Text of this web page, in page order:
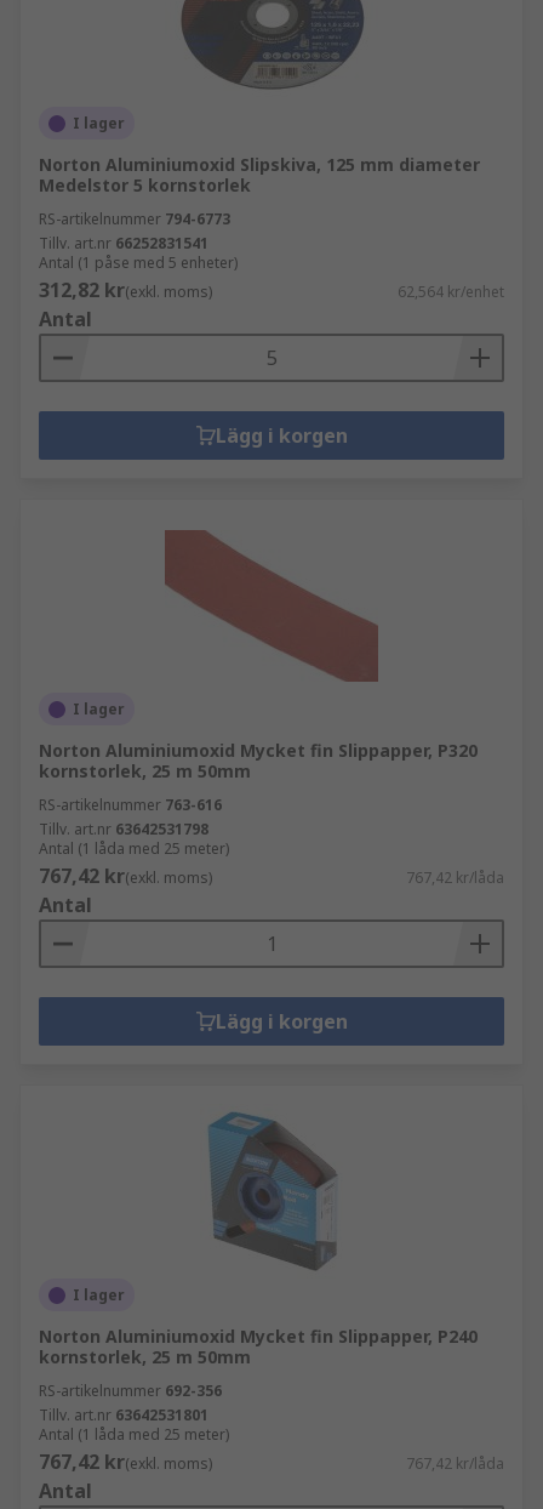
I lager
Norton Aluminiumoxid Slipskiva, 125 mm diameter
Medelstor 5 kornstorlek
RS-artikelnummer 794-6773
Tillv. art.nr 66252831541
Antal (1 påse med 5 enheter)
312,82 kr(exkl. moms) 62,564 kr/enhet
Antal
Lägg i korgen
I lager
Norton Aluminiumoxid Mycket fin Slippapper, P320
kornstorlek, 25 m 50mm
RS-artikelnummer 763-616
Tillv. art.nr 63642531798
Antal (1 låda med 25 meter)
767,42 kr(exkl. moms) 767,42 kr/låda
Antal
Lägg i korgen
I lager
Norton Aluminiumoxid Mycket fin Slippapper, P240
kornstorlek, 25 m 50mm
RS-artikelnummer 692-356
Tillv. art.nr 63642531801
Antal (1 låda med 25 meter)
767,42 kr(exkl. moms) 767,42 kr/låda
Antal